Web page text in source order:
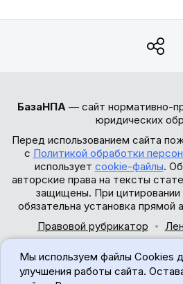
БазаНПА — сайт нормативно-
юридических
Перед использованием сайта
с Политикой обработки
использует cookie-файлы.
авторские права на тексты
защищены. При цитировании
обязательна установка прямой
Правовой рубрикатор
© 2017-
Мы используем файлы Cookies
улучшения работы сайта.